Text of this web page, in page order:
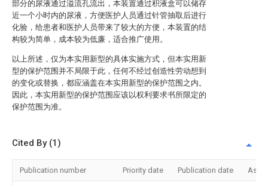
部分的尿液通过溢流孔流出，本装置通过积液盒可以储存
近一个小时内的尿液，方便医护人员通过针管抽取后进行
化验，给患者和医护人员带来了较大的方便，本装置的结
构较为简单，成本较为低廉，适合推广使用。
以上所述，仅为本实用新型的具体实施方式，但本实用新
型的保护范围并不局限于此，任何不经过创造性劳动想到
的变化或替换，都应涵盖在本实用新型的保护范围之内。
因此，本实用新型的保护范围应该以权利要求书所限定的
保护范围为准。
Cited By (1)
Publication number Priority date Publication date